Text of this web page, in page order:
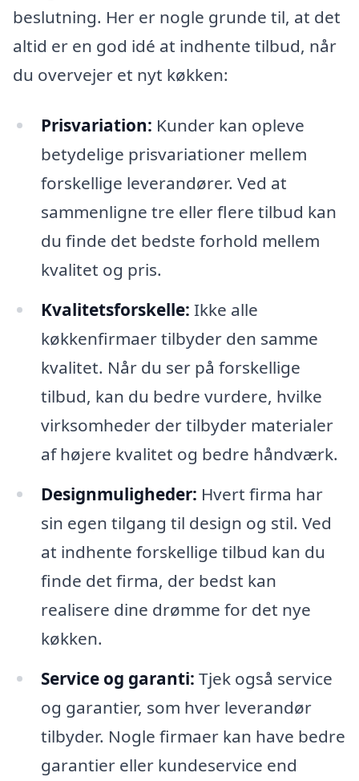
beslutning. Her er nogle grunde til, at det
altid er en god idé at indhente tilbud, når
du overvejer et nyt køkken:
Prisvariation: Kunder kan opleve
betydelige prisvariationer mellem
forskellige leverandører. Ved at
sammenligne tre eller flere tilbud kan
du finde det bedste forhold mellem
kvalitet og pris.
Kvalitetsforskelle: Ikke alle
køkkenfirmaer tilbyder den samme
kvalitet. Når du ser på forskellige
tilbud, kan du bedre vurdere, hvilke
virksomheder der tilbyder materialer
af højere kvalitet og bedre håndværk.
Designmuligheder: Hvert firma har
sin egen tilgang til design og stil. Ved
at indhente forskellige tilbud kan du
finde det firma, der bedst kan
realisere dine drømme for det nye
køkken.
Service og garanti: Tjek også service
og garantier, som hver leverandør
tilbyder. Nogle firmaer kan have bedre
garantier eller kundeservice end